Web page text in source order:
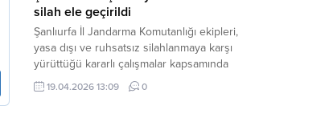
silah ele geçirildi
Şanlıurfa İl Jandarma Komutanlığı ekipleri,
yasa dışı ve ruhsatsız silahlanmaya karşı
yürüttüğü kararlı çalışmalar kapsamında
Bozova ilçesinde bir ikamete operasyon
düzenledi. Yapılan aramada çok sayıda
19.04.2026 13:09 0